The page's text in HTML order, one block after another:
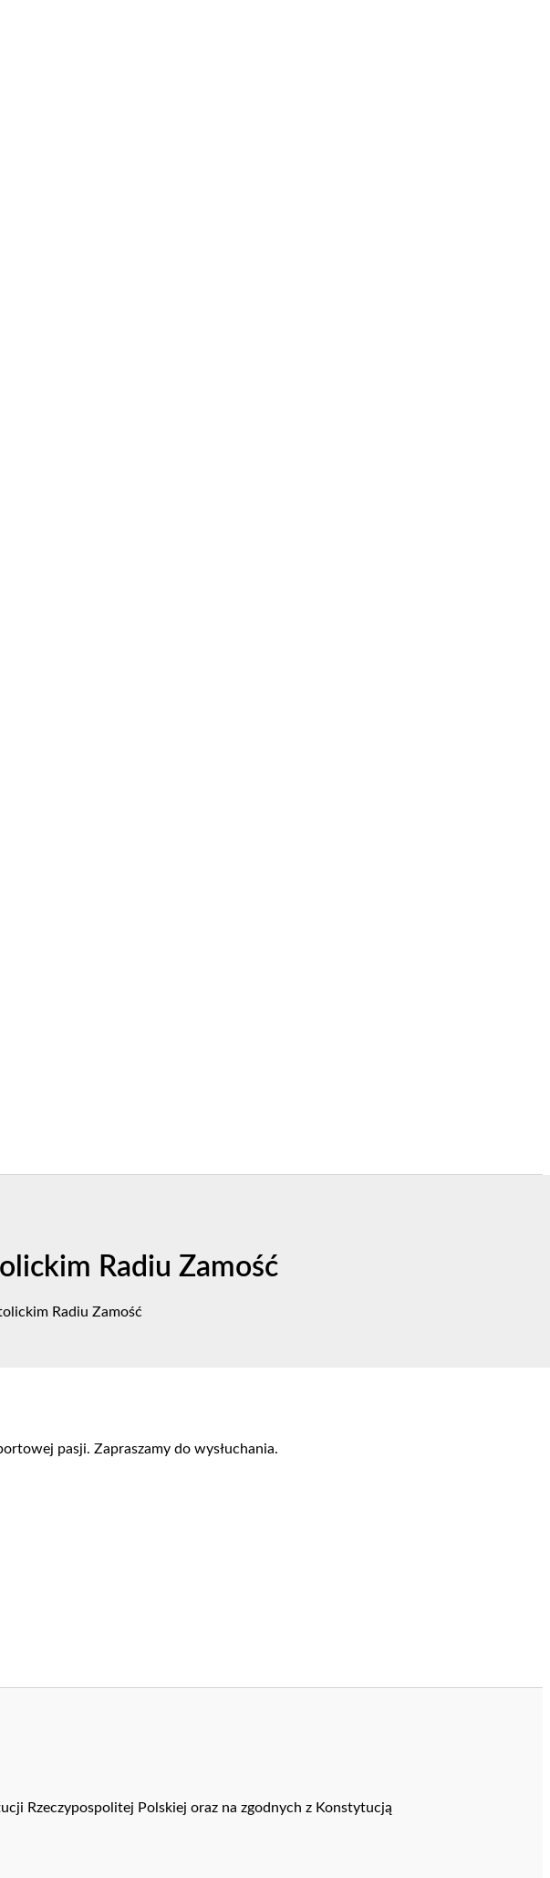
Radiu Zamość
Radiu Zamość
pasji. Zapraszamy do wysłuchania.
Rzeczypospolitej Polskiej oraz na zgodnych z Konstytucją